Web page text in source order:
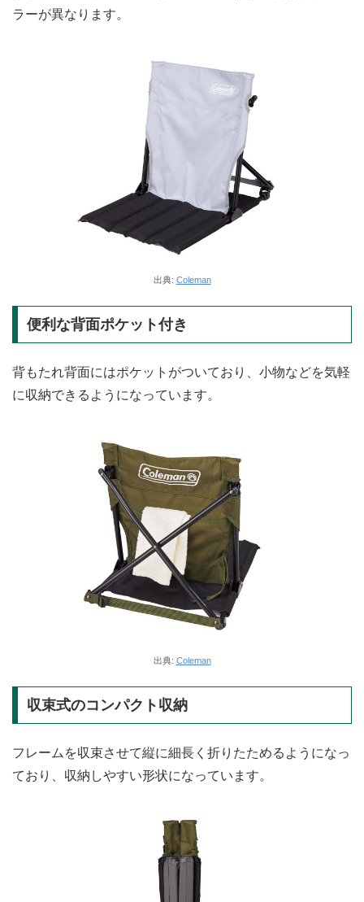
ラーが異なります。
出典: Coleman
便利な背面ポケット付き
背もたれ背面にはポケットがついており、小物などを気軽
に収納できるようになっています。
出典: Coleman
収束式のコンパクト収納
フレームを収束させて縦に細長く折りたためるようになっ
ており、収納しやすい形状になっています。